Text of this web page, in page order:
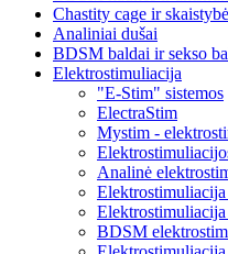
Chastity cage ir
Analiniai dušai
BDSM baldai ir sekso
Elektrostimuliacija
"E-Stim" sistemos
ElectraStim
Mystim -
Analinė
BDSM